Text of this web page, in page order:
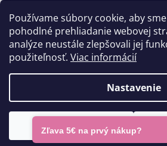
Používame súbory cookie, aby
pohodlné prehliadanie webovej
analýze neustále zlepšovali jej
použiteľnosť. Viac informácií
Nastavenie
Odmietnuť
Instagram
Vytvoril Shoptet
Copyright 2026 KOCOS.sk.
Upraviť nastavenie
Zľava 5€ na prvý nákup?